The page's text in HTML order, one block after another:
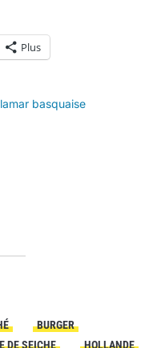
Plus
basquaise
BURGER
DE SEICHE HOLLANDE